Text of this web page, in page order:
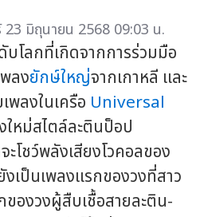
23 มิถุนายน 2568 09:03 น.
บโลกที่เกิดจากการร่วมมือ
ลงยักษ์ใหญ่จากเกาหลี และ
ลงในเครือ Universal
ใหม่สไตล์ละตินป็อป
โชว์พลังเสียงโวคอลของ
เป็นเพลงแรกของวงที่สาว
องวงผู้สืบเชื้อสายละติน-